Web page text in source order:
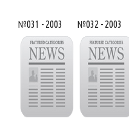
№031 - 2003 №032 - 2003